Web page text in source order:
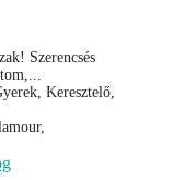
Szerencsés
Keresztelő,